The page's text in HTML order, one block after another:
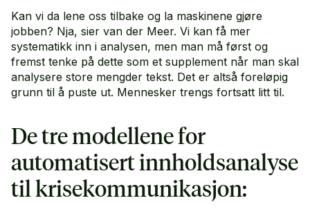
Kan vi da lene oss tilbake og la maskinene gjøre
jobben? Nja, sier van der Meer. Vi kan få mer
systematikk inn i analysen, men man må først og
fremst tenke på dette som et supplement når man skal
analysere store mengder tekst. Det er altså foreløpig
grunn til å puste ut. Mennesker trengs fortsatt litt til.
De tre modellene for
automatisert innholdsanalyse
til krisekommunikasjon: